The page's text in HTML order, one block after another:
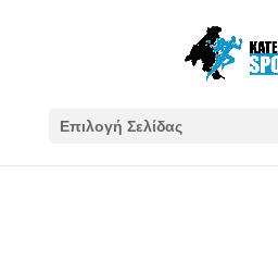
Επιλογή Σελίδας